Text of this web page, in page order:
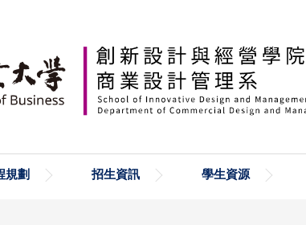
規劃 招生資訊 學生資源